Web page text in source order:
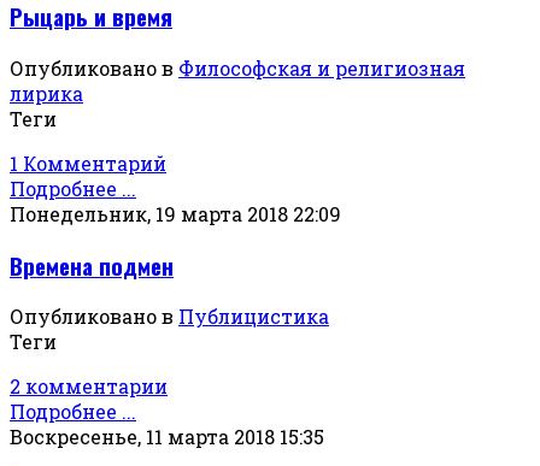
Рыцарь и время
Опубликовано в Философская и религиозная
лирика
Теги
1 Комментарий
Подробнее ...
Понедельник, 19 марта 2018 22:09
Времена подмен
Опубликовано в Публицистика
Теги
2 комментарии
Подробнее ...
Воскресенье, 11 марта 2018 15:35